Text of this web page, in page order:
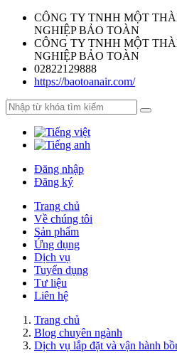
CÔNG TY TNHH MỘT
NGHIỆP BẢO TOÀN
CÔNG TY TNHH MỘT
NGHIỆP BẢO TOÀN
02822129888
https://baotoanair.com/
Đăng nhập
Đăng ký
Trang chủ
Về chúng tôi
Sản phẩm
Ứng dụng
Dịch vụ
Tuyển dụng
Tư liệu
Liên hệ
Trang chủ
Blog chuyên ngành
Dịch vụ lắp đặt và vận hành